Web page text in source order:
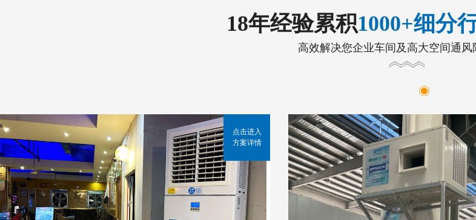
18年经验累积1000+细分
高效解决您企业车间及高大空间通风
点击进入
方案详情